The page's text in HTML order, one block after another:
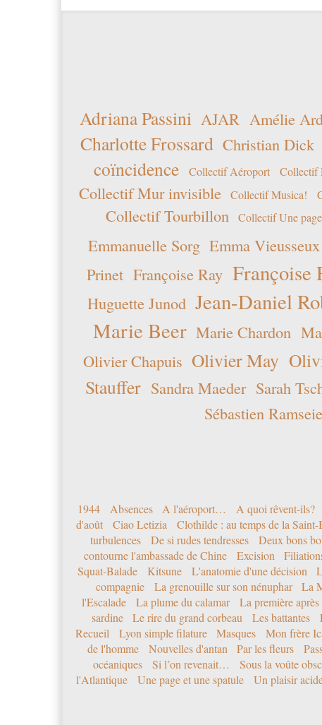
Adriana Passini AJAR Amélie
Charlotte Frossard Christian Dick
coïncidence
Collectif Aéroport Collectif
Collectif Mur invisible Collectif Musica!
Collectif Tourbillon
Collectif Une
Emmanuelle Sorg Emma Vieusseux
Prinet Françoise Ray Françoise
Huguette Junod Jean-Daniel
Marie Beer Marie Chardon
Olivier Chapuis Olivier May
Stauffer Sandra Maeder Sarah
Sébastien
1944 Absences A l'aéroport… A quoi rêvent-ils?
d'août
Ciao Letizia Clothilde : au temps de la
turbulences
De si rudes tendresses Deux bons
contourne l'ambassade de Chine
Excision
Squat-Balade
Kitsune L'anatomie d'une décision
compagnie
La grenouille sur son nénuphar La
l'Escalade
La plume du calamar La première
sardine
Le rire du grand corbeau Les battantes
Recueil
Lyon simple filature Masques Mon frère
de l'homme
Nouvelles d'antan Par les fleurs
océaniques
Si l’on revenait… Sous la voûte
l'Atlantique
Une page et une spatule Un plaisir